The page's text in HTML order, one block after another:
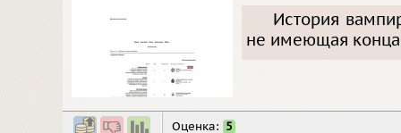
История
не имеющая
Оценка: 5